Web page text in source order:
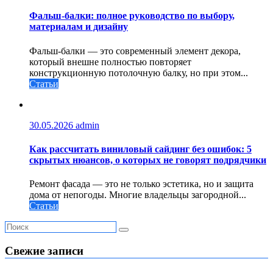
Фальш-балки: полное руководство по выбору,
материалам и дизайну
Фальш-балки — это современный элемент декора,
который внешне полностью повторяет
конструкционную потолочную балку, но при этом...
Статьи
30.05.2026 admin
Как рассчитать виниловый сайдинг без ошибок: 5
скрытых нюансов, о которых не говорят подрядчики
Ремонт фасада — это не только эстетика, но и защита
дома от непогоды. Многие владельцы загородной...
Статьи
Свежие записи